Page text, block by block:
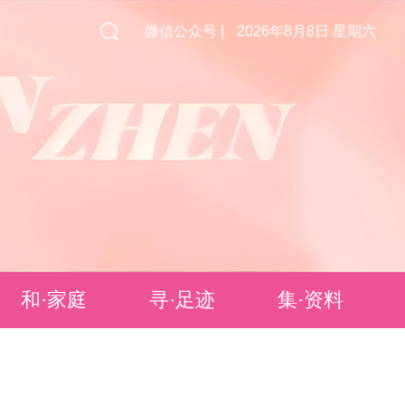
微信公众号 | 2026年8月8日 星期六
和·家庭 寻·足迹 集·资料